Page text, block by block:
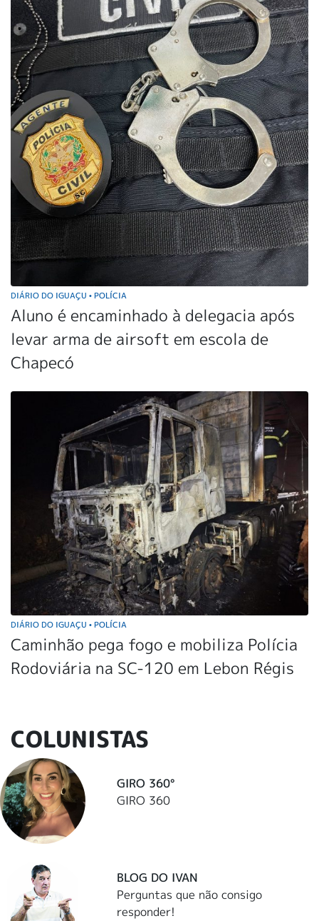
DIÁRIO DO IGUAÇU • POLÍCIA
Aluno é encaminhado à delegacia após
levar arma de airsoft em escola de
Chapecó
DIÁRIO DO IGUAÇU • POLÍCIA
Caminhão pega fogo e mobiliza Polícia
Rodoviária na SC-120 em Lebon Régis
COLUNISTAS
GIRO 360°
GIRO 360
BLOG DO IVAN
Perguntas que não consigo
responder!